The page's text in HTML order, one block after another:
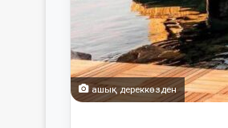
ашық дереккөзден